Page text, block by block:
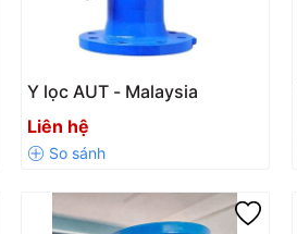
Y lọc AUT - Malaysia
Liên hệ